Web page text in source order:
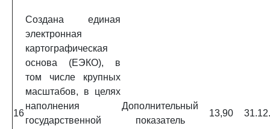
16
Создана единая
электронная
картографическая
основа (ЕЭКО), в
том числе крупных
масштабов, в целях
наполнения
государственной
Дополнительный
показатель
13,90